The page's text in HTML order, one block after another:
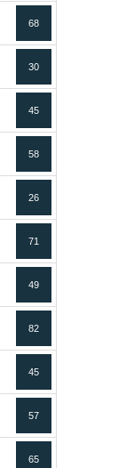
68
30
45
58
26
71
49
82
45
57
65